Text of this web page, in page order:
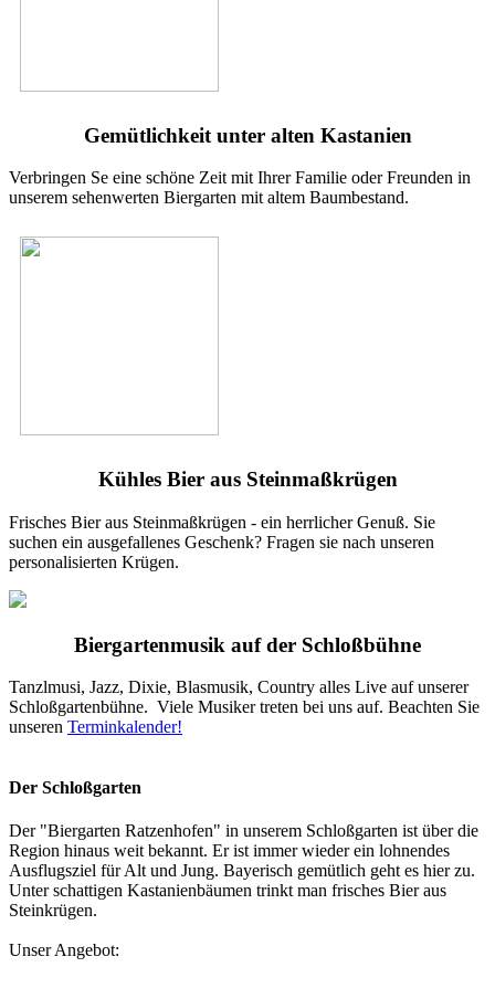
27.09.2026
Chris Angels #
11-14 Uhr (Country)
27.09.2026
Blechknopf Musi
Gemütlichkeit unter alten Kastanien
Verbringen Se eine schöne Zeit mit Ihrer Familie oder Freunden in
unserem sehenwerten Biergarten mit altem Baumbestand.
Kühles Bier aus Steinmaßkrügen
Frisches Bier aus Steinmaßkrügen - ein herrlicher Genuß. Sie
suchen ein ausgefallenes Geschenk? Fragen sie nach unseren
personalisierten Krügen.
Biergartenmusik auf der Schloßbühne
Tanzlmusi, Jazz, Dixie, Blasmusik, Country alles Live auf unserer
Schloßgartenbühne. Viele Musiker treten bei uns auf. Beachten Sie
unseren Terminkalender!
Der Schloßgarten
Der "Biergarten Ratzenhofen" in unserem Schloßgarten ist über die
Region hinaus weit bekannt. Er ist immer wieder ein lohnendes
Ausflugsziel für Alt und Jung. Bayerisch gemütlich geht es hier zu.
Unter schattigen Kastanienbäumen trinkt man frisches Bier aus
Steinkrügen.
Unser Angebot: